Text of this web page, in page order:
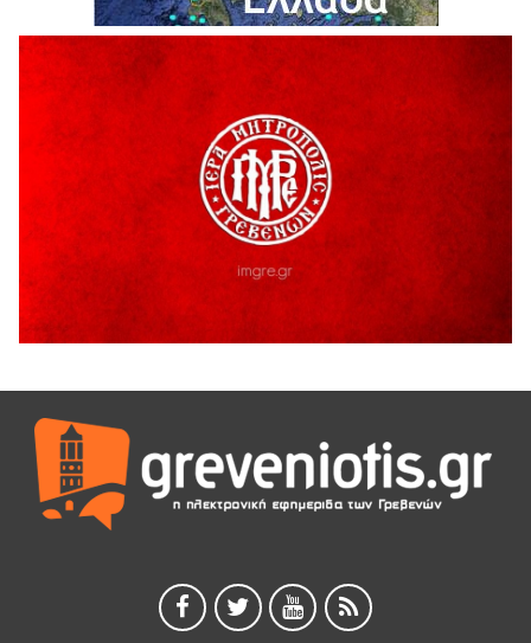
6 Αυγούστου 2026
H παραδοχή λαθών είναι (και) δύναμη
5 Αυγούστου 2026
Ο ΑΝΔΡΕΑΣ ΑΣΛΑΝΙΔΗΣ ΣΥΝΕΧΙΖΕΙ ΣΤΟΝ ΠΡΩΤΕΑ
ΓΡΕΒΕΝΩΝ
5 Αυγούστου 2026
Ευχαριστήριο Εκπολιτιστικού Συλλόγου Ταξιάρχη προς κ.
Παρασχάκη Αθανάσιο
5 Αυγούστου 2026
Διακοπή υδροδότησης του Α΄ κλάδου ύδρευσης
5 Αυγούστου 2026
Θερινό Σινεμά στο πλαίσιο του «Πολιτιστικού
Καλοκαιριού 2026» με την βραβευμένη ταινία «Μικρές
Ανάσες».
5 Αυγούστου 2026
5 Αυγούστου 2026